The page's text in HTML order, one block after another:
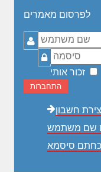
לפרסום מאמרים
שם
משתמש
סיסמה
זכור אותי
התחברות
חשבון